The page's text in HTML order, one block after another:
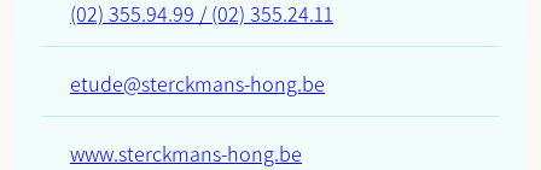
(02) 355.94.99 / (02) 355.24.11
etude@sterckmans-hong.be
www.sterckmans-hong.be